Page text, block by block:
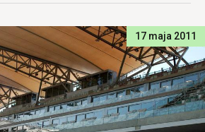
17 maja 2011